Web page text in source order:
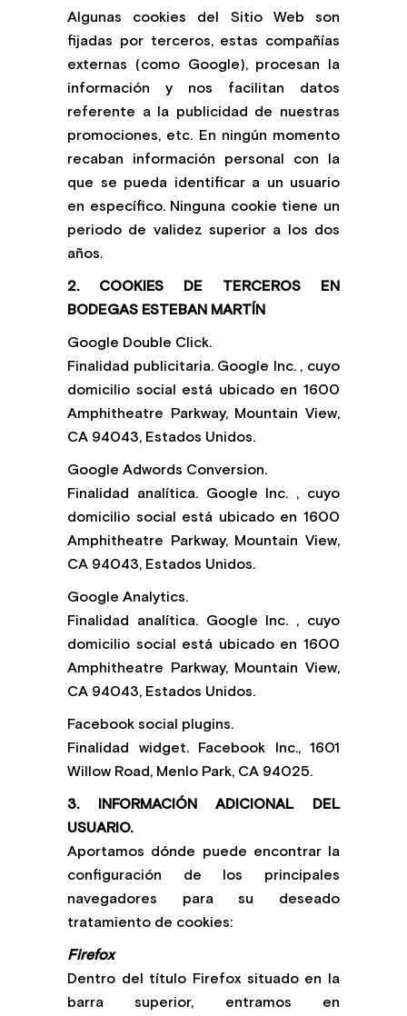
Algunas cookies del Sitio Web son
fijadas por terceros, estas compañías
externas (como Google), procesan la
información y nos facilitan datos
referente a la publicidad de nuestras
promociones, etc. En ningún momento
recaban información personal con la
que se pueda identificar a un usuario
en específico. Ninguna cookie tiene un
periodo de validez superior a los dos
años.
2. COOKIES DE TERCEROS EN
BODEGAS ESTEBAN MARTÍN
Google Double Click.
Finalidad publicitaria. Google Inc. , cuyo
domicilio social está ubicado en 1600
Amphitheatre Parkway, Mountain View,
CA 94043, Estados Unidos.
Google Adwords Conversion.
Finalidad analítica. Google Inc. , cuyo
domicilio social está ubicado en 1600
Amphitheatre Parkway, Mountain View,
CA 94043, Estados Unidos.
Google Analytics.
Finalidad analítica. Google Inc. , cuyo
domicilio social está ubicado en 1600
Amphitheatre Parkway, Mountain View,
CA 94043, Estados Unidos.
Facebook social plugins.
Finalidad widget. Facebook Inc., 1601
Willow Road, Menlo Park, CA 94025.
3. INFORMACIÓN ADICIONAL DEL
USUARIO.
Aportamos dónde puede encontrar la
configuración de los principales
navegadores para su deseado
tratamiento de cookies:
Firefox
Dentro del título Firefox situado en la
barra superior, entramos en